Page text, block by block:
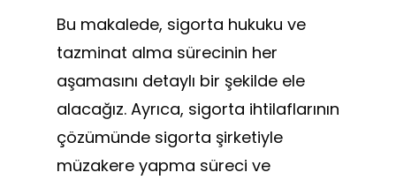
Bu makalede, sigorta hukuku ve
tazminat alma sürecinin her
aşamasını detaylı bir şekilde ele
alacağız. Ayrıca, sigorta ihtilaflarının
çözümünde sigorta şirketiyle
müzakere yapma süreci ve